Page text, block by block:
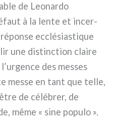
de Leonardo
à la len­te et incer­
ecclé­sia­sti­que
une distinc­tion clai­re
des mes­ses
mes­se en tant que tel­le,
de célé­brer, de
même « sine popu­lo ».